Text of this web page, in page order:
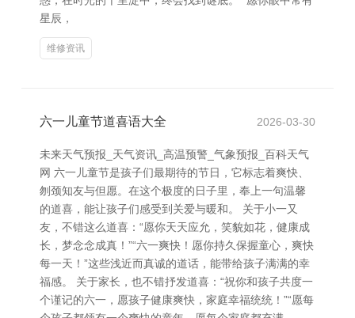
星辰，
维修资讯
六一儿童节道喜语大全 2026-03-30
未来天气预报_天气资讯_高温预警_气象预报_百科天气
网 六一儿童节是孩子们最期待的节日，它标志着爽快、
刎颈知友与但愿。在这个极度的日子里，奉上一句温馨
的道喜，能让孩子们感受到关爱与暖和。 关于小一又
友，不错这么道喜：“愿你天天应允，笑貌如花，健康成
长，梦念念成真！”“六一爽快！愿你持久保握童心，爽快
每一天！”这些浅近而真诚的道话，能带给孩子满满的幸
福感。 关于家长，也不错抒发道喜：“祝你和孩子共度一
个谨记的六一，愿孩子健康爽快，家庭幸福统统！”“愿每